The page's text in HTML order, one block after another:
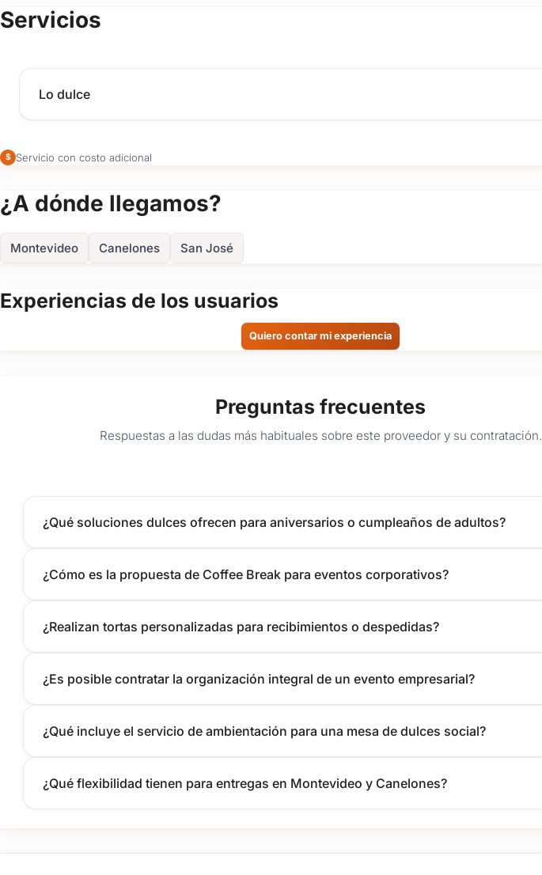
Servicios
Lo dulce
$ Servicio con costo adicional
¿A dónde llegamos?
Montevideo Canelones San José
Experiencias de los usuarios
Quiero contar mi experiencia
Preguntas frecuentes
Respuestas a las dudas más habituales sobre este proveedor y su contratación.
¿Qué soluciones dulces ofrecen para aniversarios o cumpleaños de adultos?
¿Cómo es la propuesta de Coffee Break para eventos corporativos?
¿Realizan tortas personalizadas para recibimientos o despedidas?
¿Es posible contratar la organización integral de un evento empresarial?
¿Qué incluye el servicio de ambientación para una mesa de dulces social?
¿Qué flexibilidad tienen para entregas en Montevideo y Canelones?